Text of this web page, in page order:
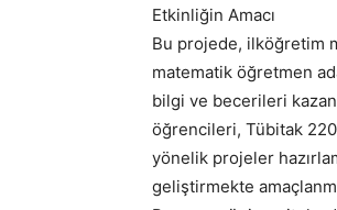
Etkinliğin Amacı
Bu projede, ilköğretim
matematik öğretmen
bilgi ve becerileri
öğrencileri, Tübitak
yönelik projeler
geliştirmekte